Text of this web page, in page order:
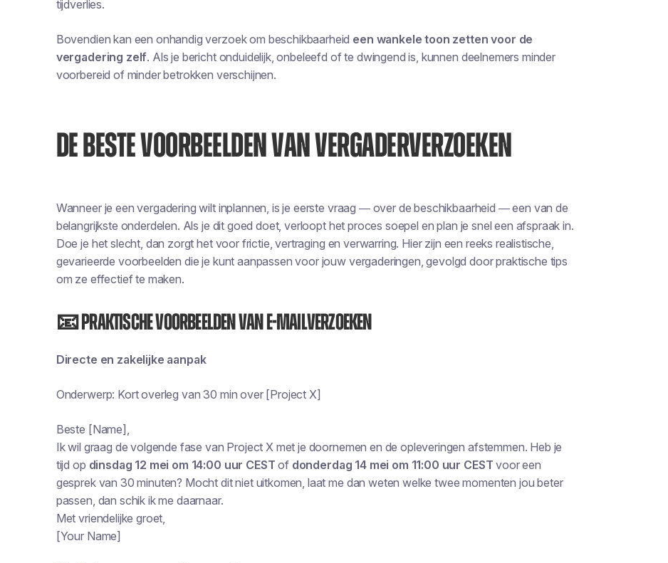
tijdverlies.
Bovendien kan een onhandig verzoek om beschikbaarheid een wankele toon zetten voor de
vergadering zelf. Als je bericht onduidelijk, onbeleefd of te dwingend is, kunnen deelnemers minder
voorbereid of minder betrokken verschijnen.
DE BESTE VOORBEELDEN VAN VERGADERVERZOEKEN
Wanneer je een vergadering wilt inplannen, is je eerste vraag — over de beschikbaarheid — een van de
belangrijkste onderdelen. Als je dit goed doet, verloopt het proces soepel en plan je snel een afspraak in.
Doe je het slecht, dan zorgt het voor frictie, vertraging en verwarring. Hier zijn een reeks realistische,
gevarieerde voorbeelden die je kunt aanpassen voor jouw vergaderingen, gevolgd door praktische tips
om ze effectief te maken.
📧 Praktische voorbeelden van e-mailverzoeken
Directe en zakelijke aanpak
Onderwerp: Kort overleg van 30 min over [Project X]
Beste [Name],
Ik wil graag de volgende fase van Project X met je doornemen en de opleveringen afstemmen. Heb je
tijd op dinsdag 12 mei om 14:00 uur CEST of donderdag 14 mei om 11:00 uur CEST voor een
gesprek van 30 minuten? Mocht dit niet uitkomen, laat me dan weten welke twee momenten jou beter
passen, dan schik ik me daarnaar.
Met vriendelijke groet,
[Your Name]